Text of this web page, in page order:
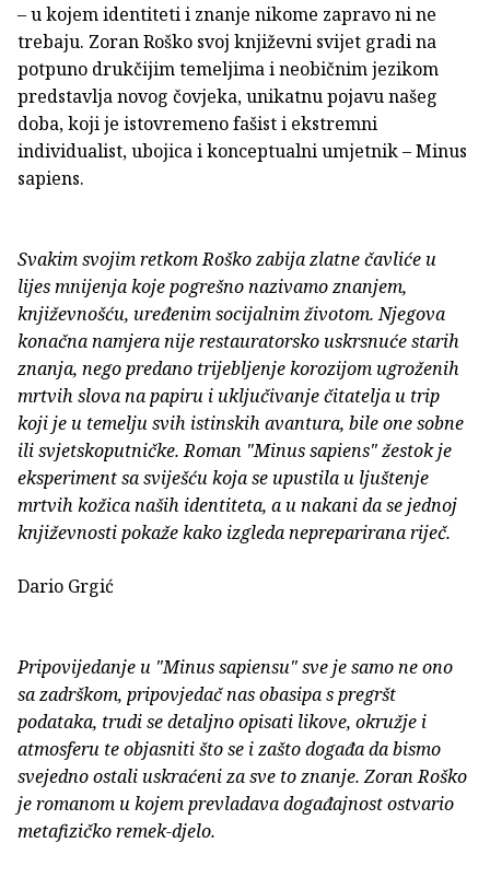
– u kojem identiteti i znanje nikome zapravo ni ne
trebaju. Zoran Roško svoj književni svijet gradi na
potpuno drukčijim temeljima i neobičnim jezikom
predstavlja novog čovjeka, unikatnu pojavu našeg
doba, koji je istovremeno fašist i ekstremni
individualist, ubojica i konceptualni umjetnik – Minus
sapiens.
Svakim svojim retkom Roško zabija zlatne čavliće u
lijes mnijenja koje pogrešno nazivamo znanjem,
književnošću, uređenim socijalnim životom. Njegova
konačna namjera nije restauratorsko uskrsnuće starih
znanja, nego predano trijebljenje korozijom ugroženih
mrtvih slova na papiru i uključivanje čitatelja u trip
koji je u temelju svih istinskih avantura, bile one sobne
ili svjetskoputničke. Roman "Minus sapiens" žestok je
eksperiment sa sviješću koja se upustila u ljuštenje
mrtvih kožica naših identiteta, a u nakani da se jednoj
književnosti pokaže kako izgleda nepreparirana riječ.
Dario Grgić
Pripovijedanje u "Minus sapiensu" sve je samo ne ono
sa zadrškom, pripovjedač nas obasipa s pregršt
podataka, trudi se detaljno opisati likove, okružje i
atmosferu te objasniti što se i zašto događa da bismo
svejedno ostali uskraćeni za sve to znanje. Zoran Roško
je romanom u kojem prevladava događajnost ostvario
metafizičko remek-djelo.